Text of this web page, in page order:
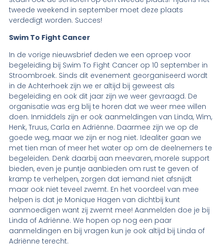
tweede weekend in september moet deze plaats
verdedigt worden. Succes!
Swim To Fight Cancer
In de vorige nieuwsbrief deden we een oproep voor
begeleiding bij Swim To Fight Cancer op 10 september in
Stroombroek. Sinds dit evenement georganiseerd wordt
in de Achterhoek zijn we er altijd bij geweest als
begeleiding en ook dit jaar zijn we weer gevraagd. De
organisatie was erg blij te horen dat we weer mee willen
doen. Inmiddels zijn er ook aanmeldingen van Linda, Wim,
Henk, Truus, Carla en Adriënne. Daarmee zijn we op de
goede weg, maar we zijn er nog niet. Idealiter gaan we
met tien man of meer het water op om de deelnemers te
begeleiden. Denk daarbij aan meevaren, morele support
bieden, even je puntje aanbieden om rust te geven of
kramp te verhelpen, zorgen dat iemand niet afsnijdt
maar ook niet teveel zwemt. En het voordeel van mee
helpen is dat je Monique Hagen van dichtbij kunt
aanmoedigen want zij zwemt mee! Aanmelden doe je bij
Linda of Adriënne. We hopen op nog een paar
aanmeldingen en bij vragen kun je ook altijd bij Linda of
Adriënne terecht.